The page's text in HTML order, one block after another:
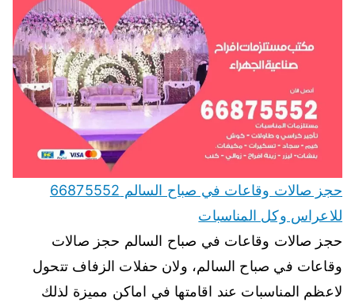
حجز صالات وقاعات في صباح السالم 66875552
للاعراس وكل المناسبات
حجز صالات وقاعات في صباح السالم حجز صالات
وقاعات في صباح السالم، ولان حفلات الزفاف تتحول
لاعظم المناسبات عند اقامتها في اماكن مميزة لذلك